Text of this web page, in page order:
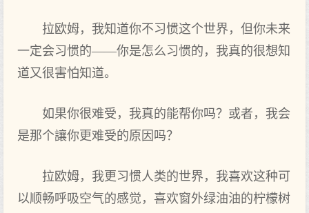
拉欧姆，我知道你不‌习惯这个世界，但你未来
一定‌会习惯的——你是怎么习惯的，我真的很想知
道又很害怕知道。
如果你很难受，我真的能帮你吗？或者，我会
是那个讓你更难受的原因吗？
拉欧姆，我更习惯人类的世界，我喜欢这种可‌
以顺畅呼吸空气的感觉，喜欢窗外绿油油的柠檬树